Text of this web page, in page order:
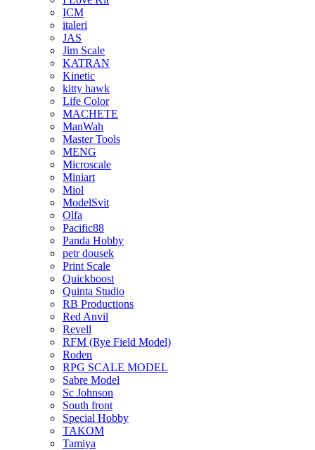
ICM
italeri
JAS
Jim Scale
KATRAN
Kinetic
kitty hawk
Life Color
MACHETE
ManWah
Master Tools
MENG
Microscale
Miniart
Miol
ModelSvit
Olfa
Pacific88
Panda Hobby
petr dousek
Print Scale
Quickboost
Quinta Studio
RB Productions
Red Anvil
Revell
RFM (Rye Field Model)
Roden
RPG SCALE MODEL
Sabre Model
Sc Johnson
South front
Special Hobby
TAKOM
Tamiya